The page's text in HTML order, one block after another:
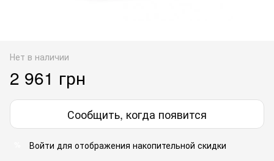
Нет в наличии
2 961 грн
Сообщить, когда появится
Войти для отображения накопительной скидки